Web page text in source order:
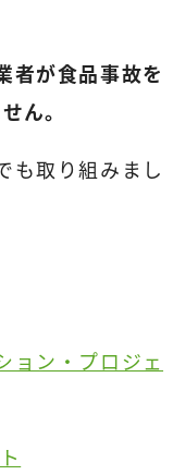
者が食品事故を
ん。
も取り組みまし
ョン・プロジェ